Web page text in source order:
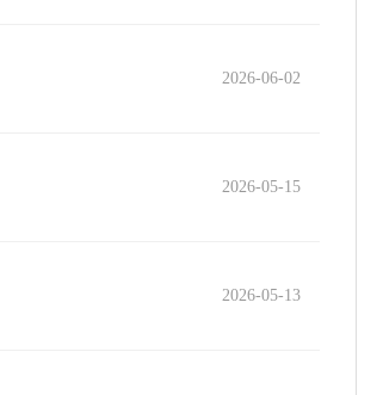
2026-06-02
2026-05-15
2026-05-13